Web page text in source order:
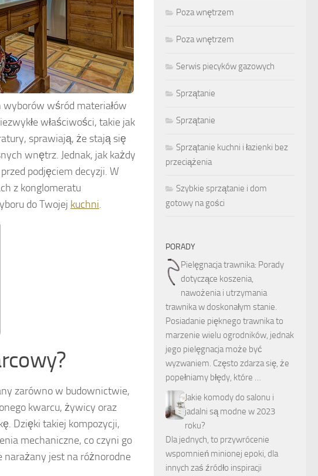
wśród materiałów
właściwości, takie jak
sprawiają, że stają się
wnętrz. Jednak, jak każdy
podjęciem decyzji. W
z konglomeratu
do Twojej kuchni.
zarówno w budownictwie,
kwarcu, żywicy oraz
Dzięki takiej kompozycji,
mechaniczne, co czyni go
narażany jest na różnorodne
Poza wnętrzem
Poza wnętrzem
Serwis piecyków gazowych
Sprzątanie
Sprzątanie
Sprzątanie kuchni i łazienki bez
przeciążenia
Szybkie sprzątanie i dom
gotowy na gości
PORADY
Pielęgnacja trawnika: Porady
dotyczące koszenia,
nawożenia i utrzymania
trawnika w doskonałym stanie.
Posiadanie pięknego trawnika to
marzenie wielu ogrodników, jednak
jego pielęgnacja może być
wyzwaniem. Często zdarza się, że
popełniamy błędy, które …
Jakie komody do salonu i
jadalni są modne w 2023
roku?
Dla jednych, to przywrócenie
wspomnień minionej epoki, dla
innych zaś źródło inspiracji